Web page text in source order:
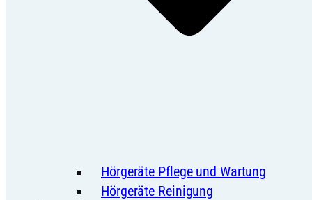
Hörgeräte Pflege und Wartung
Hörgeräte Reinigung